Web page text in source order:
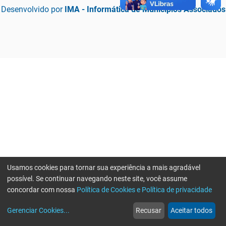
Desenvolvido por IMA - Informática de Municípios Associados
web
Notícias
more_horiz
Mais
Usamos cookies para tornar sua experiência a mais agradável
possível. Se continuar navegando neste site, você assume
concordar com nossa Política de Cookies e Política de privacidade
Gerenciar Cookies... Recusar Aceitar todos
Erro ao enviar informações, por favor tente novamente